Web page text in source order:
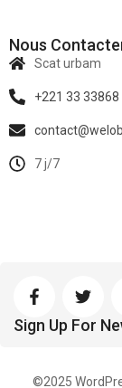
Nous
Scat urbam
+221 33
7 j/7
Sign Up For
©2025